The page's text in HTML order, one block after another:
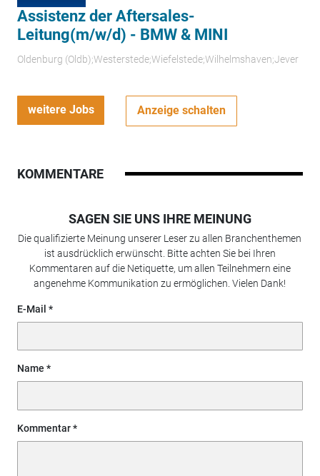
Assistenz der Aftersales-
Leitung(m/w/d) - BMW & MINI
Oldenburg (Oldb);Westerstede;Wiefelstede;Wilhelmshaven;Jever
weitere Jobs Anzeige schalten
KOMMENTARE
SAGEN SIE UNS IHRE MEINUNG
Die qualifizierte Meinung unserer Leser zu allen Branchenthemen
ist ausdrücklich erwünscht. Bitte achten Sie bei Ihren
Kommentaren auf die Netiquette, um allen Teilnehmern eine
angenehme Kommunikation zu ermöglichen. Vielen Dank!
E-Mail
Name
Kommentar